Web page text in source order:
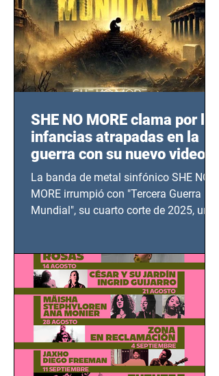
SHE NO MORE clama por las
infancias atrapadas en la
guerra con su nuevo video
TERCERA GUERRA
MUNDIAL
La banda de metal sinfónico SHE NO
MORE irrumpió con "Tercera Guerra
Mundial", su cuarto corte de 2025, un
bélicos.